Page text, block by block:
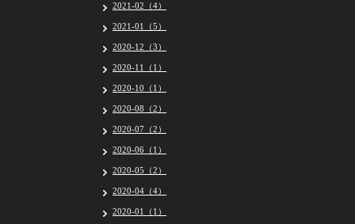
2021-02（4）
2021-01（5）
2020-12（3）
2020-11（1）
2020-10（1）
2020-08（2）
2020-07（2）
2020-06（1）
2020-05（2）
2020-04（4）
2020-01（1）